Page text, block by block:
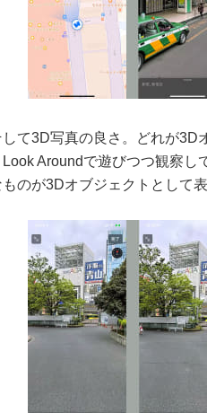
て3D写真の良さ。どれが3D
Look Aroundで遊びつつ観察し
ものが3Dオブジェクトとして